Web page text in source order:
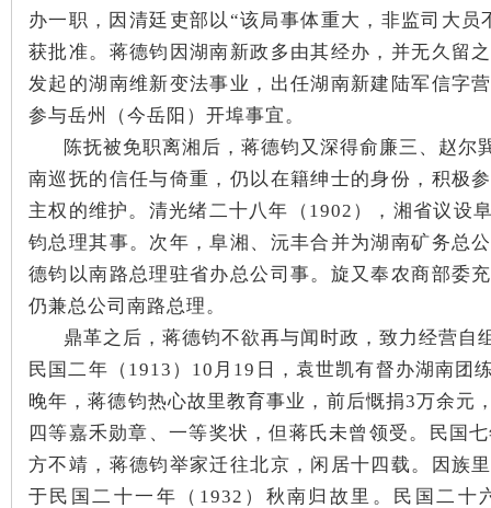
办一职，因 清廷吏部以“该局事体重大，非监司大员
获批准。 蒋德钧因湖南新政多由其经办，并无久留
发起的湖南维新变法事业，出任湖南新建陆军信字
参与岳州（今岳阳）开埠事宜。
陈抚被免职离湘后，蒋德钧又深得俞廉三、赵尔
南巡抚的信任与倚重，仍以在籍绅士的身份，积极
主权的维护。清光绪二十八年（1902），湘省议设
钧总理其事。次年，阜湘、沅丰合并为湖南矿务总
德钧以南路总理驻省办总公司事。旋又奉农商部委
仍兼总公司南路总理。
鼎革之后，蒋德钧不欲再与闻时政，致力经营自
民国二年（1913）10月19日，袁世凯有督办湖南团
晚年，蒋德钧热心故里教育事业，前后慨捐3万余元
四等嘉禾勋章、一等奖状，但 蒋氏未曾领受。
民国
方不靖，蒋德钧举家迁往北京，闲居十四载。
因族
于民国二十一年（1932）秋南归故里。民国二十